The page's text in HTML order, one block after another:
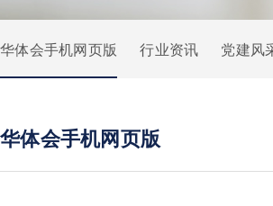
华体会手机网页版 行业资讯 党建风
华体会手机网页版